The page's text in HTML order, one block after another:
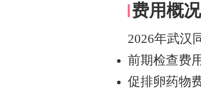
费用概况
2026年武汉
前期检查费
促排卵药物